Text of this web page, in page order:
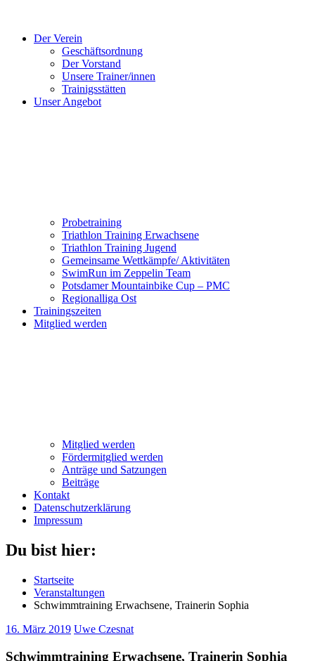
Der Verein
Geschäftsordnung
Der Vorstand
Unsere Trainer/innen
Trainigsstätten
Unser Angebot
Probetraining
Triathlon Training Erwachsene
Triathlon Training Jugend
Gemeinsame Wettkämpfe/ Aktivitäten
SwimRun im Zeppelin Team
Potsdamer Mountainbike Cup – PMC
Regionalliga Ost
Trainingszeiten
Mitglied werden
Mitglied werden
Fördermitglied werden
Anträge und Satzungen
Beiträge
Kontakt
Datenschutzerklärung
Impressum
Du bist hier:
Startseite
Veranstaltungen
Schwimmtraining Erwachsene, Trainerin Sophia
16. März 2019 Uwe Czesnat
Schwimmtraining Erwachsene, Trainerin Sophia